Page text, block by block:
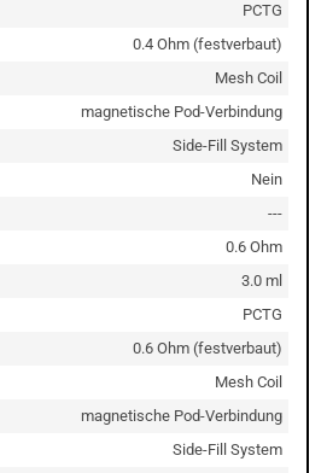
PCTG
0.4 Ohm (festverbaut)
Mesh Coil
magnetische Pod-Verbindung
Side-Fill System
Nein
---
0.6 Ohm
3.0 ml
PCTG
0.6 Ohm (festverbaut)
Mesh Coil
magnetische Pod-Verbindung
Side-Fill System